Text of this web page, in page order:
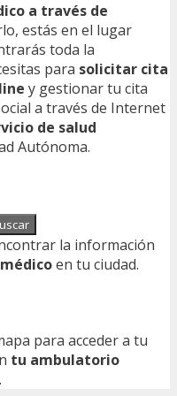
a través de
estás en el lugar
toda la
para solicitar cita
y gestionar tu cita
a través de Internet
de salud
Autónoma.
la información
en tu ciudad.
para acceder a tu
tu ambulatorio
.